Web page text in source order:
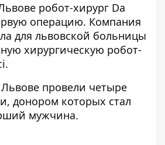
робот-хирург Da
операцию. Компания
для львовской больницы
хирургическую робот-
провели четыре
, донором которых стал
мужчина.